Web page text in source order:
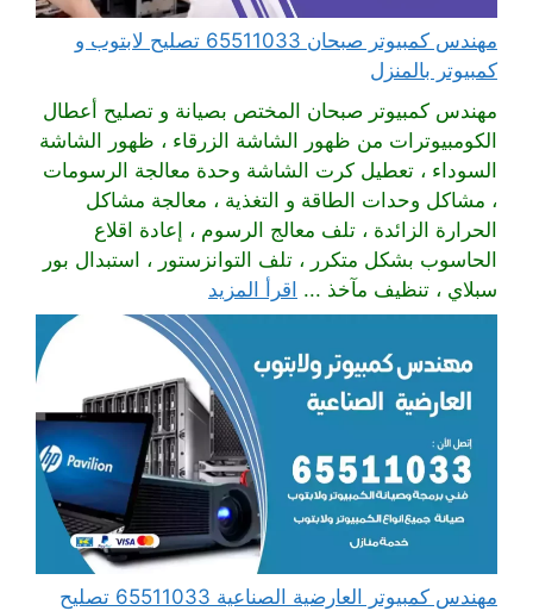
مهندس كمبيوتر صبحان 65511033 تصليح لابتوب و
كمبيوتر بالمنزل
مهندس كمبيوتر صبحان المختص بصيانة و تصليح أعطال
الكومبيوترات من ظهور الشاشة الزرقاء ، ظهور الشاشة
السوداء ، تعطيل كرت الشاشة وحدة معالجة الرسومات
، مشاكل وحدات الطاقة و التغذية ، معالجة مشاكل
الحرارة الزائدة ، تلف معالج الرسوم ، إعادة اقلاع
الحاسوب بشكل متكرر ، تلف التوانزستور ، استبدال بور
سبلاي ، تنظيف مآخذ ... اقرأ المزيد
مهندس كمبيوتر العارضية الصناعية 65511033 تصليح